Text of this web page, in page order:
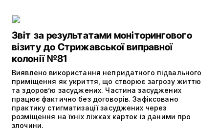
Звіт за результатами моніторингового
візиту до Стрижавської виправної
колонії №81
Виявлено використання непридатного підвального
приміщення як укриття, що створює загрозу життю
та здоров’ю засуджених. Частина засуджених
працює фактично без договорів. Зафіксовано
практику стигматизації засуджених через
розміщення на їхніх ліжках карток із даними про
злочини.